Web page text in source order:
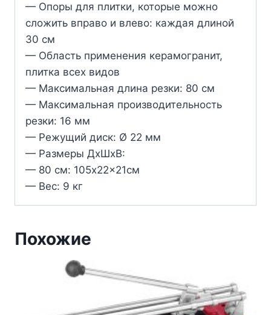
— Опоры для плитки, которые можно
сложить вправо и влево: каждая длиной
30 см
— Область применения керамогранит,
плитка всех видов
— Максимальная длина резки: 80 см
— Максимальная производительность
резки: 16 мм
— Режущий диск: Ø 22 мм
— Размеры ДхШхВ:
— 80 см: 105x22x21см
— Вес: 9 кг
Похожие